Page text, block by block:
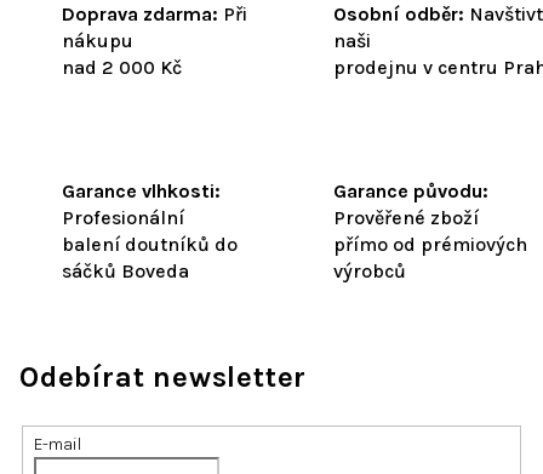
Doprava zdarma: Při
nákupu
nad 2 000 Kč
Osobní odběr:
naši
prodejnu v centru
Garance vlhkosti:
Profesionální
balení doutníků do
sáčků Boveda
Garance původu:
Prověřené zboží
přímo od prémiových
výrobců
Odebírat newsletter
E-mail